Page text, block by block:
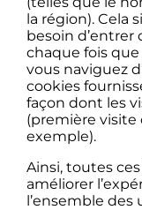
la région). Cela
besoin d’entrer
chaque fois
vous naviguez
cookies
façon dont les
(première visite
exemple).
Ainsi, toutes
améliorer
l’ensemble des